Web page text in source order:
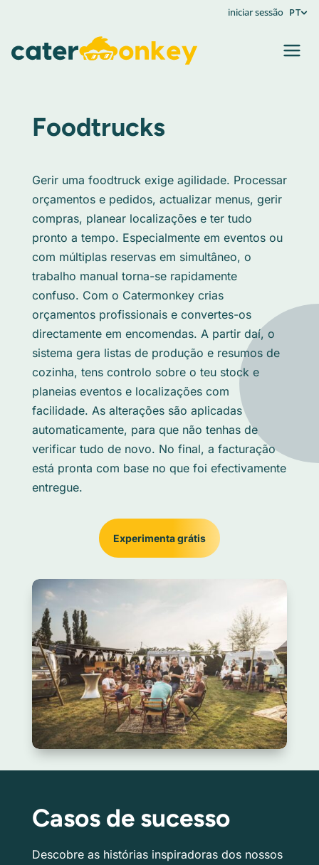
iniciar sessão PT
Foodtrucks
Gerir uma foodtruck exige agilidade. Processar
orçamentos e pedidos, actualizar menus, gerir
compras, planear localizações e ter tudo
pronto a tempo. Especialmente em eventos ou
com múltiplas reservas em simultâneo, o
trabalho manual torna-se rapidamente
confuso. Com o Catermonkey crias
orçamentos profissionais e convertes-os
directamente em encomendas. A partir daí, o
sistema gera listas de produção e resumos de
cozinha, tens controlo sobre o teu stock e
planeias eventos e localizações com
facilidade. As alterações são aplicadas
automaticamente, para que não tenhas de
verificar tudo de novo. No final, a facturação
está pronta com base no que foi efectivamente
entregue.
Experimenta grátis
Casos de sucesso
Descobre as histórias inspiradoras dos nossos